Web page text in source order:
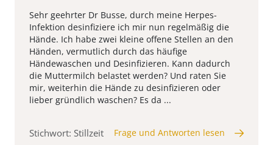
Sehr geehrter Dr Busse, durch meine Herpes-
Infektion desinfiziere ich mir nun regelmäßig die
Hände. Ich habe zwei kleine offene Stellen an den
Händen, vermutlich durch das häufige
Händewaschen und Desinfizieren. Kann dadurch
die Muttermilch belastet werden? Und raten Sie
mir, weiterhin die Hände zu desinfizieren oder
lieber gründlich waschen? Es da ...
Stichwort: Stillzeit Frage und Antworten lesen